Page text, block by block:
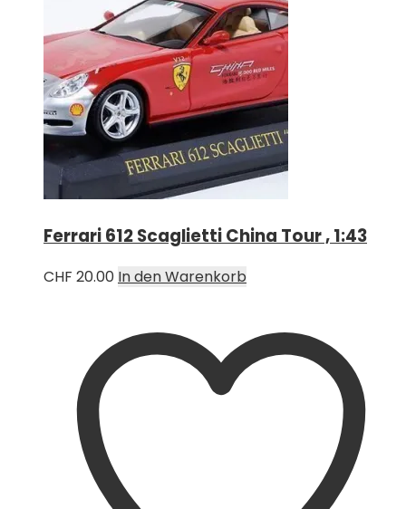
Ferrari 612 Scaglietti China Tour , 1:43
CHF 20.00 In den Warenkorb